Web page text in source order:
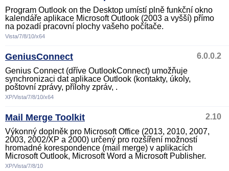
Program Outlook on the Desktop umístí plně funkční okno
kalendáře aplikace Microsoft Outlook (2003 a vyšší) přímo
na pozadí pracovní plochy vašeho počítače.
Vista/7/8/10/x64
GeniusConnect
6.0.0.2
Genius Connect (dříve OutlookConnect) umožňuje
synchronizaci dat aplikace Outlook (kontakty, úkoly,
poštovní zprávy, přílohy zpráv, .
XP/Vista/7/8/10/x64
Mail Merge Toolkit
2.10
Výkonný doplněk pro Microsoft Office (2013, 2010, 2007,
2003, 2002/XP a 2000) určený pro rozšíření možností
hromadné korespondence (mail merge) v aplikacích
Microsoft Outlook, Microsoft Word a Microsoft Publisher.
XP/Vista/7/8/10